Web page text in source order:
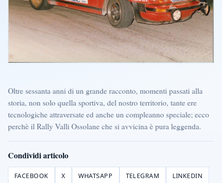
Oltre sessanta anni di un grande racconto, momenti passati alla
storia, non solo quella sportiva, del nostro territorio, tante ere
tecnologiche attraversate ed anche un compleanno speciale; ecco
perchè il Rally Valli Ossolane che si avvicina è pura leggenda.
Condividi articolo
FACEBOOK X WHATSAPP TELEGRAM LINKEDIN